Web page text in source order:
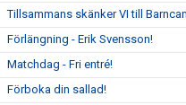
Tillsammans skänker VI till
Förlängning - Erik Svensson!
Matchdag - Fri entré!
Förboka din sallad!